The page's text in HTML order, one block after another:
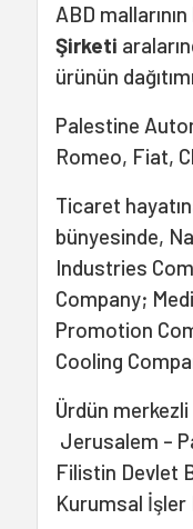
ABD
Şirketi
ürünün
Palestine
Romeo, Fiat,
Ticaret
bünyesinde,
Industries
Company;
Promotion
Cooling
Ürdün
Jerusalem –
Filistin Devlet
Kurumsal İşler